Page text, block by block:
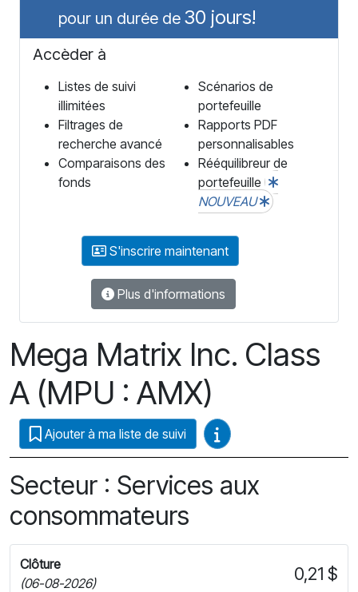
pour un durée de 30 jours!
Accèder à
Listes de suivi
illimitées
Filtrages de
recherche avancé
Comparaisons des
fonds
Scénarios de
portefeuille
Rapports PDF
personnalisables
Rééquilibreur de
portefeuille
NOUVEAU
S'inscrire maintenant
Plus d'informations
Mega Matrix Inc. Class
A (MPU : AMX)
Ajouter à ma liste de suivi Guides vidéo
Secteur : Services aux
consommateurs
Clôture
(06-08-2026)
0,21 $